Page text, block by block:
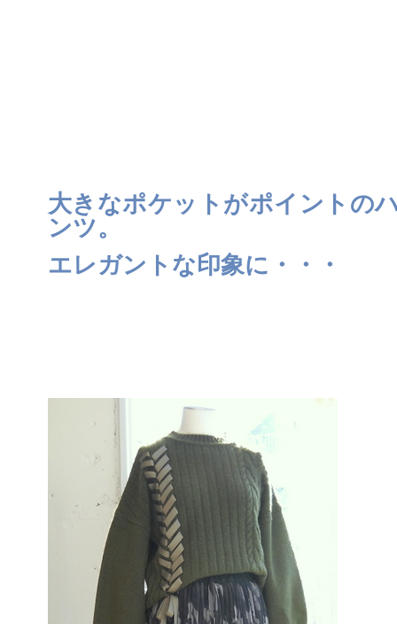
大きなポケットがポイントの
ンツ。
エレガントな印象に・・・